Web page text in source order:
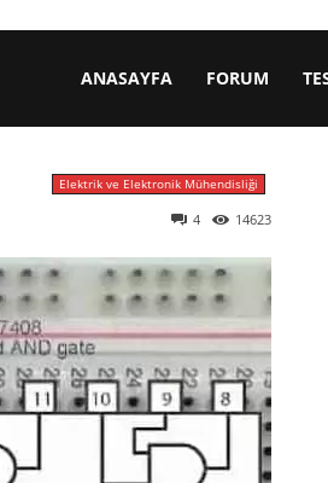
ANASAYFA FORUM
Elektrik ve Elektronik Mühendisliği
14623
4